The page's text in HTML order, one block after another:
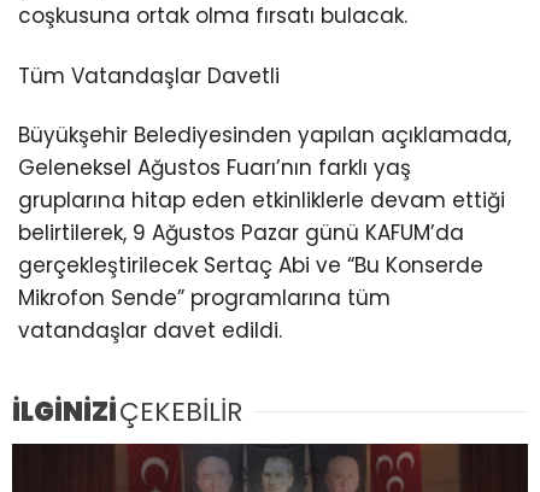
coşkusuna ortak olma fırsatı bulacak.
Tüm Vatandaşlar Davetli
Büyükşehir Belediyesinden yapılan açıklamada,
Geleneksel Ağustos Fuarı’nın farklı yaş
gruplarına hitap eden etkinliklerle devam ettiği
belirtilerek, 9 Ağustos Pazar günü KAFUM’da
gerçekleştirilecek Sertaç Abi ve “Bu Konserde
Mikrofon Sende” programlarına tüm
vatandaşlar davet edildi.
İLGİNİZİÇEKEBİLİR